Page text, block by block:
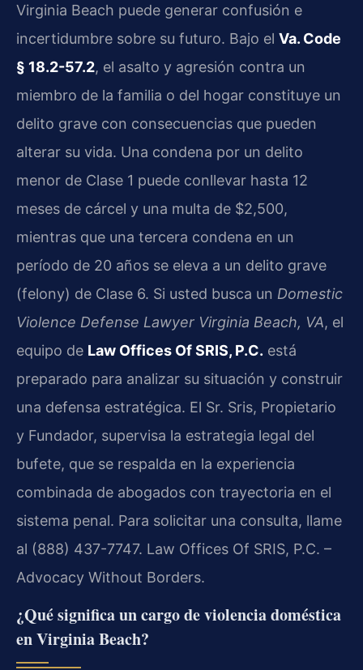
Virginia Beach puede generar confusión e
incertidumbre sobre su futuro. Bajo el Va. Code
§ 18.2-57.2, el asalto y agresión contra un
miembro de la familia o del hogar constituye un
delito grave con consecuencias que pueden
alterar su vida. Una condena por un delito
menor de Clase 1 puede conllevar hasta 12
meses de cárcel y una multa de $2,500,
mientras que una tercera condena en un
período de 20 años se eleva a un delito grave
(felony) de Clase 6. Si usted busca un Domestic
Violence Defense Lawyer Virginia Beach, VA, el
equipo de Law Offices Of SRIS, P.C. está
preparado para analizar su situación y construir
una defensa estratégica. El Sr. Sris, Propietario
y Fundador, supervisa la estrategia legal del
bufete, que se respalda en la experiencia
combinada de abogados con trayectoria en el
sistema penal. Para solicitar una consulta, llame
al (888) 437-7747. Law Offices Of SRIS, P.C. –
Advocacy Without Borders.
¿Qué significa un cargo de violencia doméstica
en Virginia Beach?